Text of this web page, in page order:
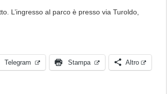
L’ingresso al parco è presso via Turoldo,
Telegram Stampa Altro